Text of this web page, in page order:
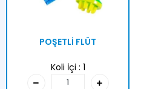
POŞETLİ FLÜT
Koli İçi : 1